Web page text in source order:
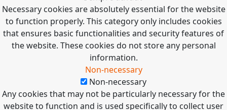
Necessary cookies are absolutely essential for the website
to function properly. This category only includes cookies
that ensures basic functionalities and security features of
the website. These cookies do not store any personal
information.
Non-necessary
Non-necessary
Any cookies that may not be particularly necessary for the
website to function and is used specifically to collect user